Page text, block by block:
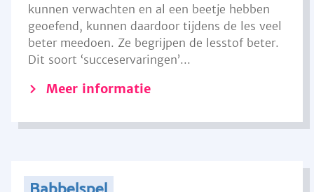
kunnen verwachten en al een beetje hebben
geoefend, kunnen daardoor tijdens de les veel
beter meedoen. Ze begrijpen de lesstof beter.
Dit soort ‘succeservaringen’...
Meer informatie